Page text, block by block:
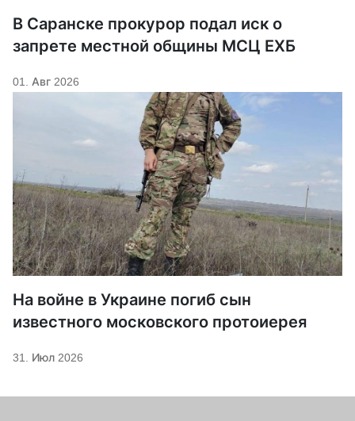
В Саранске прокурор подал иск о
запрете местной общины МСЦ ЕХБ
01. Авг 2026
На войне в Украине погиб сын
известного московского протоиерея
31. Июл 2026